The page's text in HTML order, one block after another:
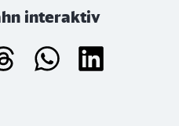
interaktiv